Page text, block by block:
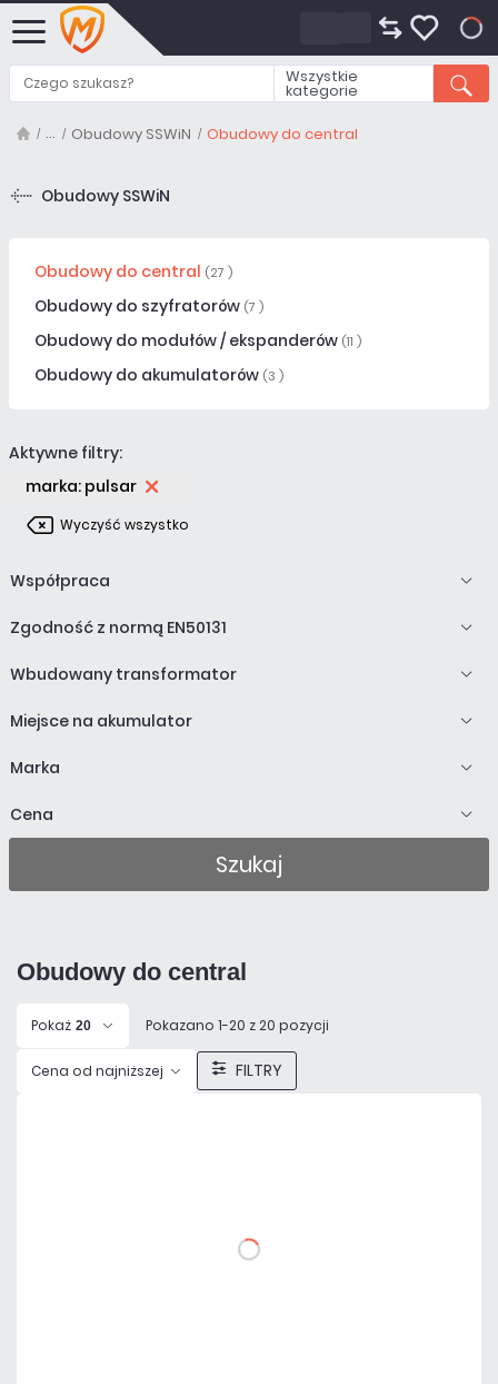
0
Wszystkie
kategorie
Obudowy SSWiN Obudowy do central
Obudowy SSWiN
Obudowy do central (27 )
Obudowy do szyfratorów (7 )
Obudowy do modułów / ekspanderów (11 )
Obudowy do akumulatorów (3 )
Aktywne filtry:
marka: pulsar
Wyczyść wszystko
Współpraca
Zgodność z normą EN50131
Wbudowany transformator
Miejsce na akumulator
Marka
Cena
Szukaj
Obudowy do central
Pokaż 20 Pokazano 1-20 z 20 pozycji
Cena od najniższej FILTRY